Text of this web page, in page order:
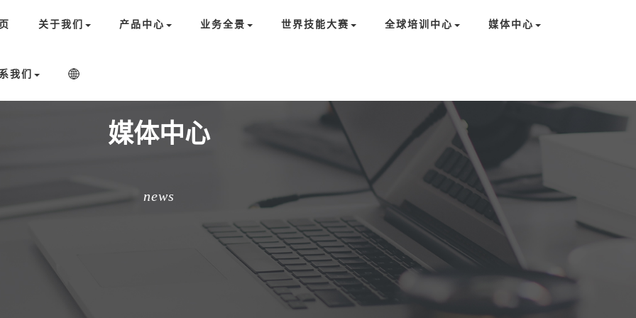
关于我们 产品中心 业务全景 世界技能大赛 全球培训中心 媒体中心
我们
媒体中心
news